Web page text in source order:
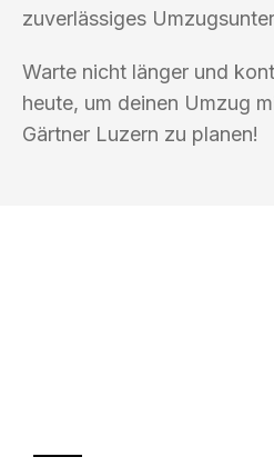
zuverlässiges
Warte nicht länger und
heute, um deinen Umzug
Gärtner Luzern zu planen!